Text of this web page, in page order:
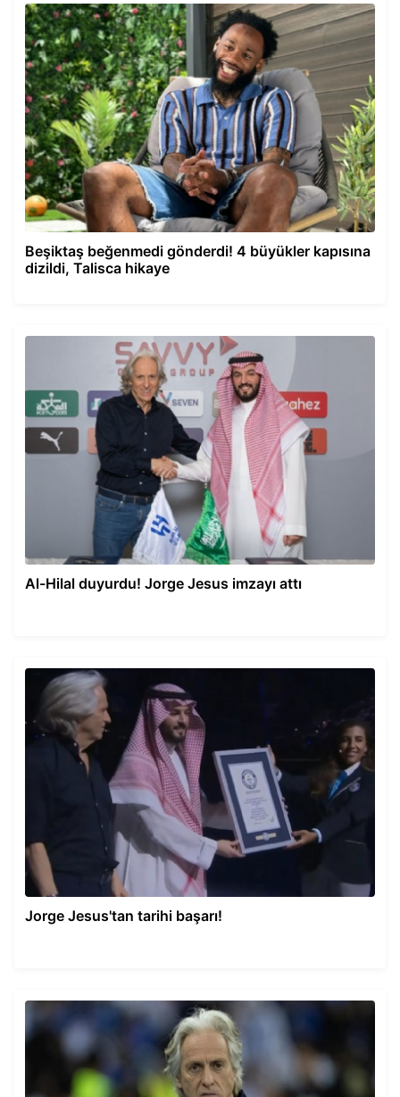
Beşiktaş beğenmedi gönderdi! 4 büyükler kapısına
dizildi, Talisca hikaye
Al-Hilal duyurdu! Jorge Jesus imzayı attı
Jorge Jesus'tan tarihi başarı!